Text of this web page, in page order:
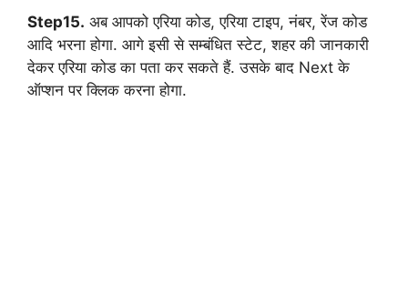
Step15. अब आपको एरिया कोड, एरिया टाइप, नंबर, रेंज कोड
आदि भरना होगा. आगे इसी से सम्बंधित स्टेट, शहर की जानकारी
देकर एरिया कोड का पता कर सकते हैं. उसके बाद Next के
ऑप्शन पर क्लिक करना होगा.